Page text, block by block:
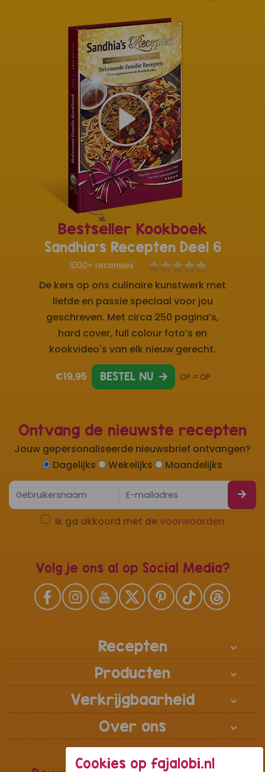
Ontvang de nieuwste recepten
Jouw gepersonaliseerde nieuwsbrief ontvangen?
Dagelijks
Wekelijks Maandelijks
Ik ga akkoord met devoorwaarden
Volg je ons al op Social Media?
Recepten
Producten
Verkrijgbaarheid
Over ons
Bestseller Kookboek
Sandhia's Recepten Deel 6
1000+ recensies
De kers op ons culinaire kunstwerk met
liefde en passie speciaal voor jou
geschreven. Met circa 250 pagina’s,
hard cover, full colour foto’s en
kookvideo's van elk nieuw gerecht.
€19,95 BESTEL NU OP = OP
Cookies op fajalobi.nl